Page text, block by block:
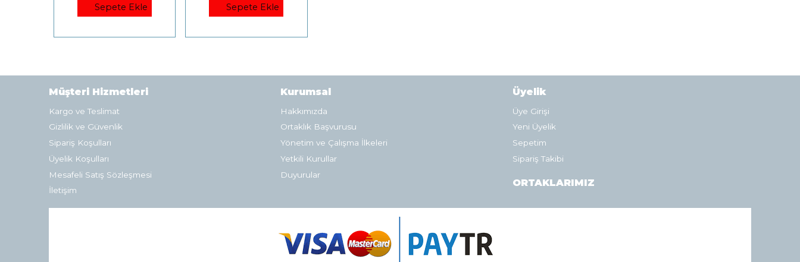
Sepete Ekle
Sepete Ekle
Müşteri Hizmetleri
Kargo ve Teslimat
Gizlilik ve Güvenlik
Sipariş Koşulları
Üyelik Koşulları
Mesafeli Satış Sözleşmesi
İletişim
Kurumsal
Hakkımızda
Ortaklık Başvurusu
Yönetim ve Çalışma İlkeleri
Yetkili Kurullar
Duyurular
Üyelik
Üye Girişi
Yeni Üyelik
Sepetim
Sipariş Takibi
ORTAKLARIMIZ